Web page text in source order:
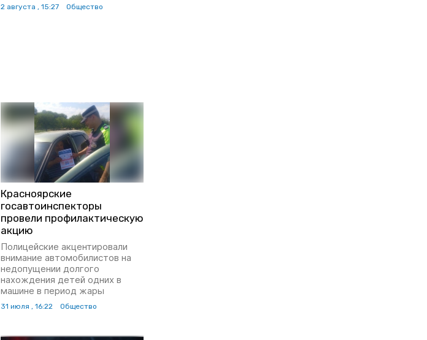
2 августа , 15:27 Общество
Красноярские
госавтоинспекторы
провели профилактическую
акцию
Полицейские акцентировали
внимание автомобилистов на
недопущении долгого
нахождения детей одних в
машине в период жары
31 июля , 16:22 Общество